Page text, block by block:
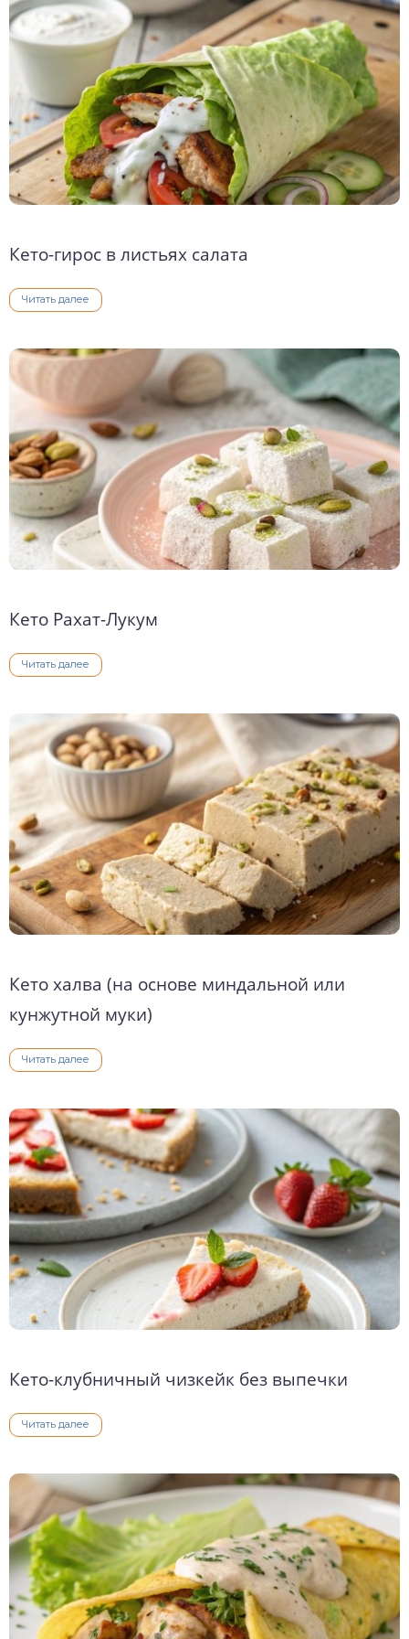
Кето-гирос в листьях салата
Читать далее
Кето Рахат-Лукум
Читать далее
Кето халва (на основе миндальной или
кунжутной муки)
Читать далее
Кето-клубничный чизкейк без выпечки
Читать далее
выпечка
напитки